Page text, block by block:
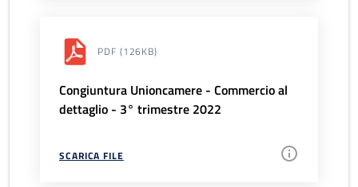
PDF (126KB)
Congiuntura Unioncamere - Commercio al
dettaglio - 3° trimestre 2022
SCARICA FILE